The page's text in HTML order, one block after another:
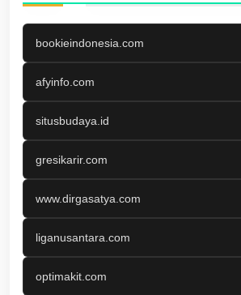
bookieindonesia.com
afyinfo.com
situsbudaya.id
gresikarir.com
www.dirgasatya.com
liganusantara.com
optimakit.com